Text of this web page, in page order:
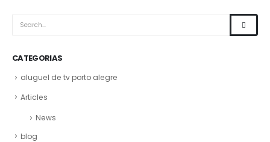
CATEGORIAS
aluguel de tv porto alegre
Articles
News
blog